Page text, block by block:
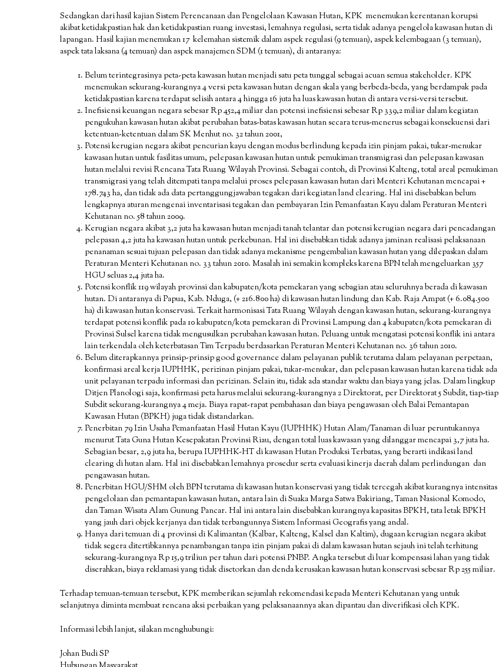
Sedangkan dari hasil kajian Sistem Perencanaan dan Pengelolaan Kawasan Hutan, KPK menemukan kerentanan korupsi
akibat ketidakpastian hak dan ketidakpastian ruang investasi, lemahnya regulasi, serta tidak adanya pengelola kawasan hutan di
lapangan. Hasil kajian menemukan 17 kelemahan sistemik dalam aspek regulasi (9 temuan), aspek kelembagaan (3 temuan),
aspek tata laksana (4 temuan) dan aspek manajemen SDM (1 temuan), di antaranya:
Belum terintegrasinya peta-peta kawasan hutan menjadi satu peta tunggal sebagai acuan semua stakeholder. KPK
menemukan sekurang-kurangnya 4 versi peta kawasan hutan dengan skala yang berbeda-beda, yang berdampak pada
ketidakpastian karena terdapat selisih antara 4 hingga 16 juta ha luas kawasan hutan di antara versi-versi tersebut.
Inefisiensi keuangan negara sebesar Rp 452,4 miliar dan potensi inefisiensi sebesar Rp 339,2 miliar dalam kegiatan
pengukuhan kawasan hutan akibat perubahan batas-batas kawasan hutan secara terus-menerus sebagai konsekuensi dari
ketentuan-ketentuan dalam SK Menhut no. 32 tahun 2001,
Potensi kerugian negara akibat pencurian kayu dengan modus berlindung kepada izin pinjam pakai, tukar-menukar
kawasan hutan untuk fasilitas umum, pelepasan kawasan hutan untuk pemukiman transmigrasi dan pelepasan kawasan
hutan melalui revisi Rencana Tata Ruang Wilayah Provinsi. Sebagai contoh, di Provinsi Kalteng, total areal pemukiman
transmigrasi yang telah ditempati tanpa melalui proses pelepasan kawasan hutan dari Menteri Kehutanan mencapai +
178.743 ha, dan tidak ada data pertanggungjawaban tegakan dari kegiatan land clearing. Hal ini disebabkan belum
lengkapnya aturan mengenai inventarisasi tegakan dan pembayaran Izin Pemanfaatan Kayu dalam Peraturan Menteri
Kehutanan no. 58 tahun 2009.
Kerugian negara akibat 3,2 juta ha kawasan hutan menjadi tanah telantar dan potensi kerugian negara dari pencadangan
pelepasan 4,2 juta ha kawasan hutan untuk perkebunan. Hal ini disebabkan tidak adanya jaminan realisasi pelaksanaan
penanaman sesuai tujuan pelepasan dan tidak adanya mekanisme pengembalian kawasan hutan yang dilepaskan dalam
Peraturan Menteri Kehutanan no. 33 tahun 2010. Masalah ini semakin kompleks karena BPN telah mengeluarkan 357
HGU seluas 2,4 juta ha.
Potensi konflik 119 wilayah provinsi dan kabupaten/kota pemekaran yang sebagian atau seluruhnya berada di kawasan
hutan. Di antaranya di Papua, Kab. Nduga, (+ 216.800 ha) di kawasan hutan lindung dan Kab. Raja Ampat (+ 6.084.500
ha) di kawasan hutan konservasi. Terkait harmonisasi Tata Ruang Wilayah dengan kawasan hutan, sekurang-kurangnya
terdapat potensi konflik pada 10 kabupaten/kota pemekaran di Provinsi Lampung dan 4 kabupaten/kota pemekaran di
Provinsi Sulsel karena tidak mengusulkan perubahan kawasan hutan. Peluang untuk mengatasi potensi konflik ini antara
lain terkendala oleh keterbatasan Tim Terpadu berdasarkan Peraturan Menteri Kehutanan no. 36 tahun 2010.
Belum diterapkannya prinsip-prinsip good governance dalam pelayanan publik terutama dalam pelayanan perpetaan,
konfirmasi areal kerja IUPHHK, perizinan pinjam pakai, tukar-menukar, dan pelepasan kawasan hutan karena tidak ada
unit pelayanan terpadu informasi dan perizinan. Selain itu, tidak ada standar waktu dan biaya yang jelas. Dalam lingkup
Ditjen Planologi saja, konfirmasi peta harus melalui sekurang-kurangnya 2 Direktorat, per Direktorat 5 Subdit, tiap-tiap
Subdit sekurang-kurangnya 4 meja. Biaya rapat-rapat pembahasan dan biaya pengawasan oleh Balai Pemantapan
Kawasan Hutan (BPKH) juga tidak distandarkan.
Penerbitan 79 Izin Usaha Pemanfaatan Hasil Hutan Kayu (IUPHHK) Hutan Alam/Tanaman di luar peruntukannya
menurut Tata Guna Hutan Kesepakatan Provinsi Riau, dengan total luas kawasan yang dilanggar mencapai 3,7 juta ha.
Sebagian besar, 2,9 juta ha, berupa IUPHHK-HT di kawasan Hutan Produksi Terbatas, yang berarti indikasi land
clearing di hutan alam. Hal ini disebabkan lemahnya prosedur serta evaluasi kinerja daerah dalam perlindungan dan
pengawasan hutan.
Penerbitan HGU/SHM oleh BPN terutama di kawasan hutan konservasi yang tidak tercegah akibat kurangnya intensitas
pengelolaan dan pemantapan kawasan hutan, antara lain di Suaka Marga Satwa Bakiriang, Taman Nasional Komodo,
dan Taman Wisata Alam Gunung Pancar. Hal ini antara lain disebabkan kurangnya kapasitas BPKH, tata letak BPKH
yang jauh dari objek kerjanya dan tidak terbangunnya Sistem Informasi Geografis yang andal.
Hanya dari temuan di 4 provinsi di Kalimantan (Kalbar, Kalteng, Kalsel dan Kaltim), dugaan kerugian negara akibat
tidak segera ditertibkannya penambangan tanpa izin pinjam pakai di dalam kawasan hutan sejauh ini telah terhitung
sekurang-kurangnya Rp 15,9 triliun per tahun dari potensi PNBP. Angka tersebut di luar kompensasi lahan yang tidak
diserahkan, biaya reklamasi yang tidak disetorkan dan denda kerusakan kawasan hutan konservasi sebesar Rp 255 miliar.
Terhadap temuan-temuan tersebut, KPK memberikan sejumlah rekomendasi kepada Menteri Kehutanan yang untuk
selanjutnya diminta membuat rencana aksi perbaikan yang pelaksanaannya akan dipantau dan diverifikasi oleh KPK.
Informasi lebih lanjut, silakan menghubungi:
Johan Budi SP